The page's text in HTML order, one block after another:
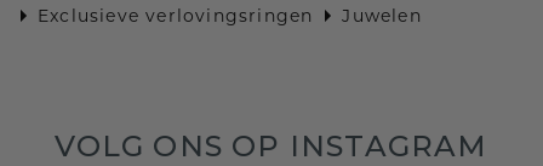
Exclusieve verlovingsringen
Juwelen
VOLG ONS OP INSTAGRAM